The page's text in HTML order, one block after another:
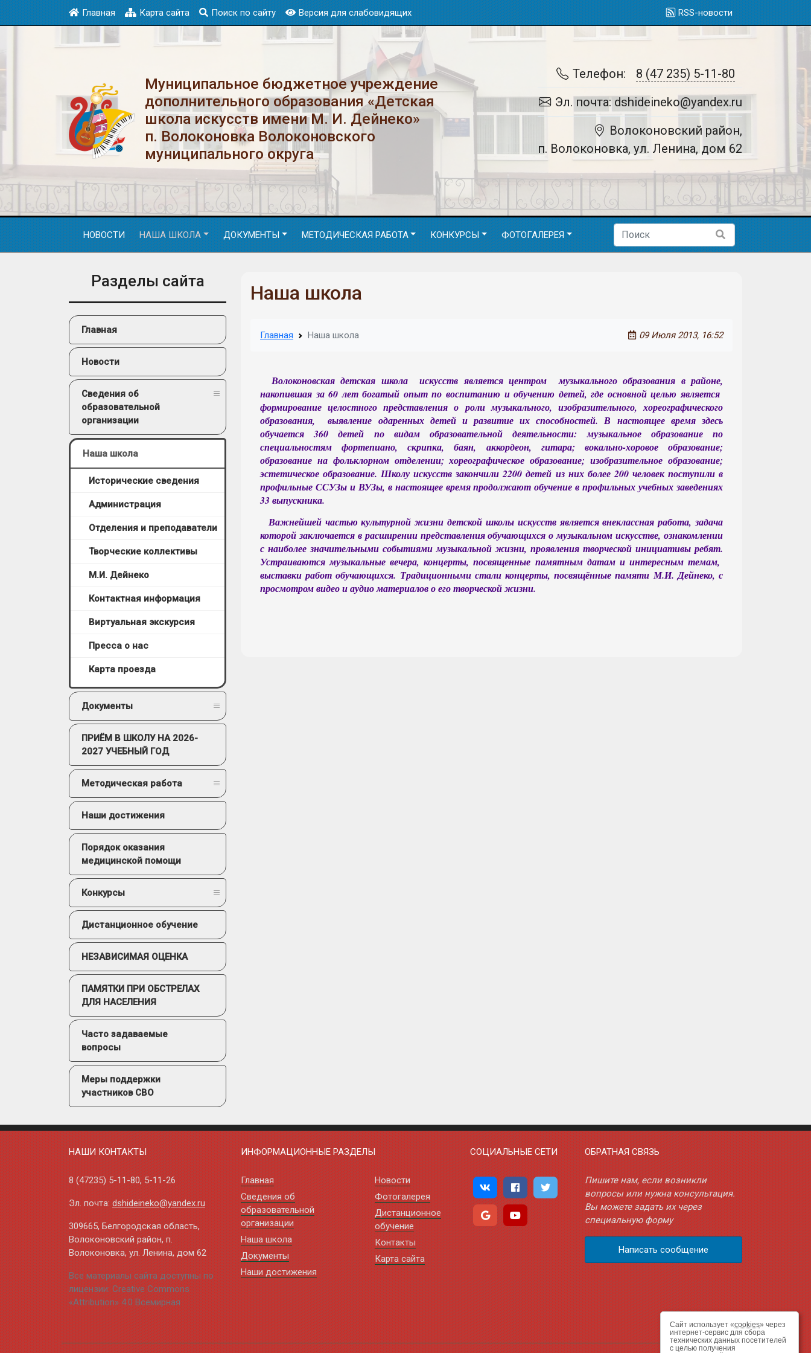
Главная Карта сайта Поиск по сайту Версия для слабовидящих RSS-новости
Муниципальное бюджетное учреждение
дополнительного образования «Детская
школа искусств имени М. И. Дейнеко»
п. Волоконовка Волоконовского
муниципального округа
Телефон:
8 (47 235) 5-11-80
Эл. почта: dshideineko@yandex.ru
Волоконовский район,
п. Волоконовка, ул. Ленина, дом 62
НОВОСТИ НАША ШКОЛА ДОКУМЕНТЫ МЕТОДИЧЕСКАЯ РАБОТА КОНКУРСЫ ФОТОГАЛЕРЕЯ
Разделы сайта
Главная
Новости
Сведения об
образовательной
организации
Наша школа
Исторические сведения
Администрация
Отделения и преподаватели
Творческие коллективы
М.И. Дейнеко
Контактная информация
Виртуальная экскурсия
Пресса о нас
Карта проезда
Документы
ПРИЁМ В ШКОЛУ НА 2026-
2027 УЧЕБНЫЙ ГОД
Методическая работа
Наши достижения
Порядок оказания
медицинской помощи
Конкурсы
Дистанционное обучение
НЕЗАВИСИМАЯ ОЦЕНКА
ПАМЯТКИ ПРИ ОБСТРЕЛАХ
ДЛЯ НАСЕЛЕНИЯ
Часто задаваемые
вопросы
Меры поддержки
участников СВО
Наша школа
Главная Наша школа 09 Июля 2013, 16:52
Волоконовская детская школа искусств является центром музыкального образования в районе,
накопившая за 60 лет богатый опыт по воспитанию и обучению детей, где основной целью является
формирование целостного представления о роли музыкального, изобразительного, хореографического
образования, выявление одаренных детей и развитие их способностей. В настоящее время здесь
обучается 360 детей по видам образовательной деятельности: музыкальное образование по
специальностям фортепиано, скрипка, баян, аккордеон, гитара; вокально-хоровое образование;
образование на фольклорном отделении; хореографическое образование; изобразительное образование;
эстетическое образование. Школу искусств закончили 2200 детей из них более 200 человек поступили в
профильные ССУЗы и ВУЗы, в настоящее время продолжают обучение в профильных учебных заведениях
33 выпускника.
Важнейшей частью культурной жизни детской школы искусств является внеклассная работа, задача
которой заключается в расширении представления обучающихся о музыкальном искусстве, ознакомлении
с наиболее значительными событиями музыкальной жизни, проявления творческой инициативы ребят.
Устраиваются музыкальные вечера, концерты, посвященные памятным датам и интересным темам,
выставки работ обучающихся. Традиционными стали концерты, посвящённые памяти М.И. Дейнеко, с
просмотром видео и аудио материалов о его творческой жизни.
НАШИ КОНТАКТЫ
8 (47235)5-11-80,5-11-26
Эл. почта:dshideineko@yandex.ru
309665, Белгородская область,
Волоконовский район, п.
Волоконовка, ул. Ленина, дом 62
Все материалы сайта доступны по
лицензии: Creative Commons
«Attribution» 4.0 Всемирная
ИНФОРМАЦИОННЫЕ РАЗДЕЛЫ
Главная
Сведения об
образовательной
организации
Наша школа
Документы
Наши достижения
Новости
Фотогалерея
Дистанционное
обучение
Контакты
Карта сайта
СОЦИАЛЬНЫЕ СЕТИ ОБРАТНАЯ СВЯЗЬ
Пишите нам, если возникли
вопросы или нужна консультация.
Вы можете задать их через
специальную форму
Написать сообщение
Сайт использует «cookies» через
интернет-сервис для сбора
технических данных посетителей
с целью получения